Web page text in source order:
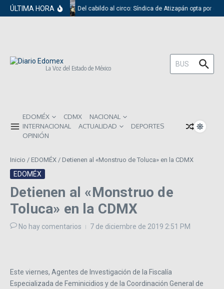
Saltar al contenido
ÚLTIMA HORA Del cabildo al circo: Síndica de Atizapán opta por el
La Voz del Estado de México
Buscar:
EDOMÉX CDMX
NACIONAL
INTERNACIONAL
ACTUALIDAD
DEPORTES
OPINIÓN
Inicio / EDOMÉX / Detienen al «Monstruo de Toluca» en la CDMX
EDOMÉX
Detienen al «Monstruo de
Toluca» en la CDMX
No hay comentarios 7 de diciembre de 2019 2:51 PM
Este viernes, Agentes de Investigación de la Fiscalía
Especializada de Feminicidios y de la Coordinación General de